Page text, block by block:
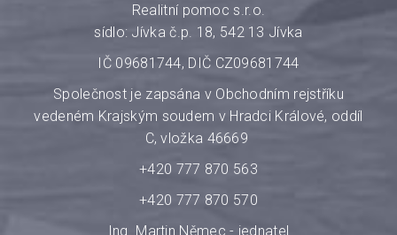
Realitní pomoc s.r.o.
sídlo: Jívka č.p. 18, 542 13 Jívka
IČ 09681744, DIČ CZ09681744
Společnost je zapsána v Obchodním rejstříku
vedeném Krajským soudem v Hradci Králové, oddíl
C, vložka 46669
+420 777 870 563
+420 777 870 570
Ing. Martin Němec - jednatel